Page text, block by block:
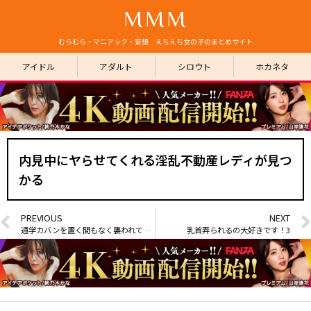
MMM
むらむら・マニアック・妄想 えちえち女の子のまとめサイト
アイドル アダルト シロウト ホカネタ
内見中にヤらせてくれる淫乱不動産レディが見つ
かる
PREVIOUS
通学カバンを置く間もなく襲われてしまう学校帰りJKめいちゃん
NEXT
乳首弄られるの大好きです！3